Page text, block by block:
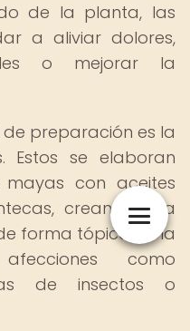
de la planta, las
a aliviar dolores,
o mejorar la
preparación es la
Estos se elaboran
con aceites
creando una
forma tópica en la
como
de insectos o